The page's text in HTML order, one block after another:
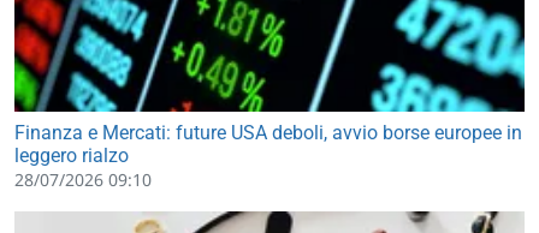
Finanza e Mercati: future USA deboli, avvio borse europee in
leggero rialzo
28/07/2026 09:10